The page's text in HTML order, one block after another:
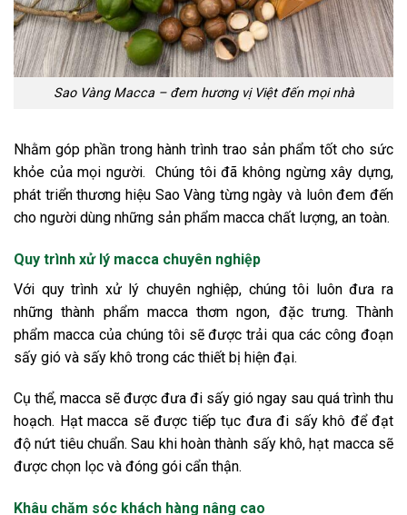
Sao Vàng Macca – đem hương vị Việt đến mọi nhà
Nhằm góp phần trong hành trình trao sản phẩm tốt cho sức
khỏe của mọi người. Chúng tôi đã không ngừng xây dựng,
phát triển thương hiệu Sao Vàng từng ngày và luôn đem đến
cho người dùng những sản phẩm macca chất lượng, an toàn.
Quy trình xử lý macca chuyên nghiệp
Với quy trình xử lý chuyên nghiệp, chúng tôi luôn đưa ra
những thành phẩm macca thơm ngon, đặc trưng. Thành
phẩm macca của chúng tôi sẽ được trải qua các công đoạn
sấy gió và sấy khô trong các thiết bị hiện đại.
Cụ thể, macca sẽ được đưa đi sấy gió ngay sau quá trình thu
hoạch. Hạt macca sẽ được tiếp tục đưa đi sấy khô để đạt
độ nứt tiêu chuẩn. Sau khi hoàn thành sấy khô, hạt macca sẽ
được chọn lọc và đóng gói cẩn thận.
Khâu chăm sóc khách hàng nâng cao